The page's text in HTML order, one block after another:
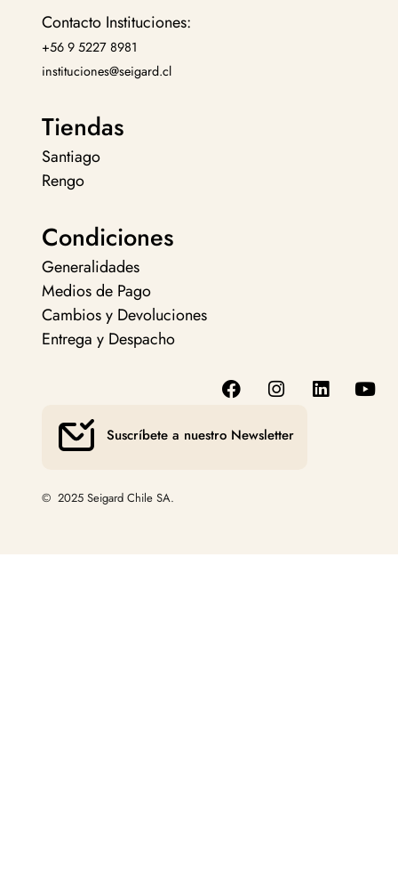
Contacto Instituciones:
+56 9 5227 8981
instituciones@seigard.cl
Tiendas
Santiago
Rengo
Condiciones
Generalidades
Medios de Pago
Cambios y Devoluciones
Entrega y Despacho
Suscríbete a nuestro Newsletter
© 2025 Seigard Chile SA.